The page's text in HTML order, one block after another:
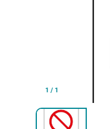
1 / 1